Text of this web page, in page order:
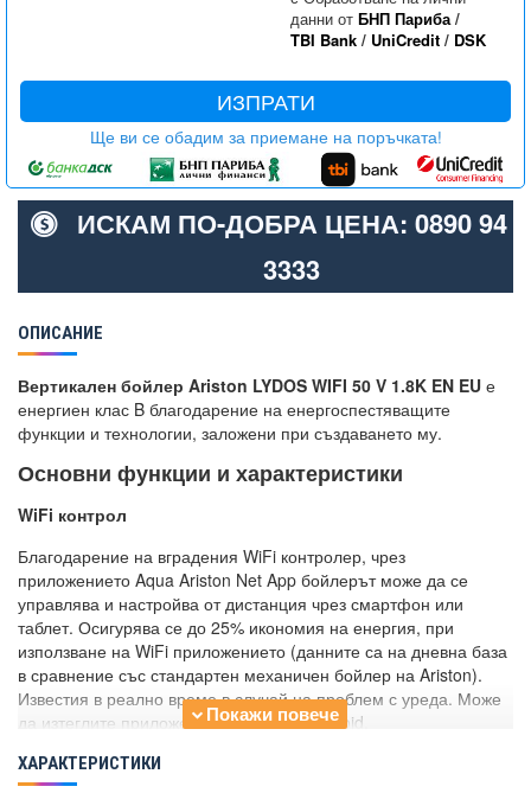
данни от БНП Париба/
TBI Bank/ UniCredit/ DSK
ИЗПРАТИ
Ще ви се обадим за приемане на поръчката!
ИСКАМ ПО-ДОБРА ЦЕНА: 0890 94
3333
ОПИСАНИЕ
Вертикален бойлер Ariston LYDOS WIFI 50 V 1.8K EN EU е
енергиен клас B благодарение на енергоспестяващите
функции и технологии, заложени при създаването му.
Основни функции и характеристики
WiFi контрол
Благодарение на вградения WiFi контролер, чрез
приложението Aqua Ariston Net App бойлерът може да се
управлява и настройва от дистанция чрез смартфон или
таблет. Осигурява се до 25% икономия на енергия, при
използване на WiFi приложението (данните са на дневна база
в сравнение със стандартен механичен бойлер на Ariston).
Известия в реално време в случай на проблем с уреда. Може
да изтеглите приложението за iOS и Android.
WaterPlus
ХАРАКТЕРИСТИКИ